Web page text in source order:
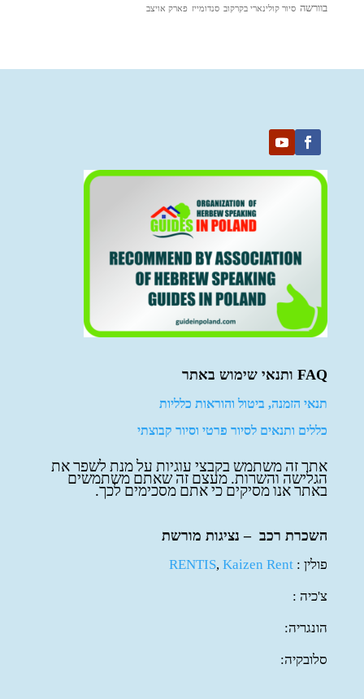
בוורשה סיור קולינארי בקרקוב סנדומייז פארק אויצב
FAQ ותנאי שימוש באתר
תנאי הזמנה, ביטול והוראות כלליות
כללים ותנאים לסיור פרטי וסיור קבוצתי
אתר זה משתמש בקבצי עוגיות על מנת לשפר את
הגלישה והשרות. מעצם זה שאתם משתמשים
באתר אנו מסיקים כי אתם מסכימים לכך.
השכרת רכב – נציגות מורשת
פולין : RENTIS,Kaizen Rent
צ'כיה :
הונגריה:
סלובקיה: